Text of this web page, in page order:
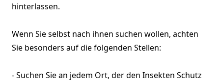
hinterlassen.
Wenn Sie selbst nach ihnen suchen wollen, achten
Sie besonders auf die folgenden Stellen:
- Suchen Sie an jedem Ort, der den Insekten Schutz